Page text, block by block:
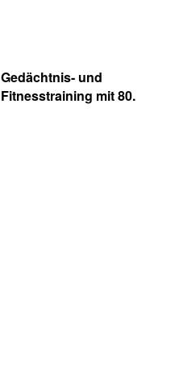
Gedächtnis- und
Fitnesstraining mit 80.